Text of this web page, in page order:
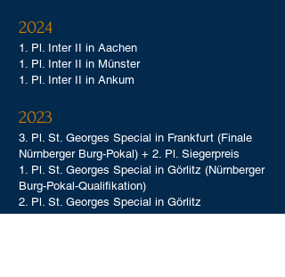
2024
1. Pl. Inter II in Aachen
1. Pl. Inter II in Münster
1. Pl. Inter II in Ankum
2023
3. Pl. St. Georges Special in Frankfurt (Finale
Nürnberger Burg-Pokal) + 2. Pl. Siegerpreis
1. Pl. St. Georges Special in Görlitz (Nürnberger
Burg-Pokal-Qualifikation)
2. Pl. St. Georges Special in Görlitz
2 x 3. Pl. St. Georges Special in Balve